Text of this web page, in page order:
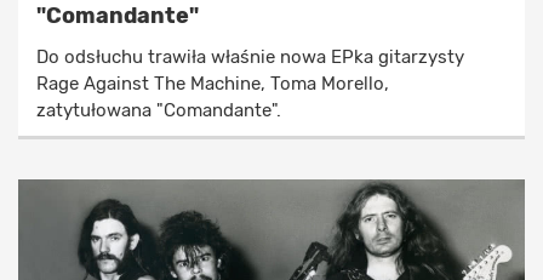
"Comandante"
Do odsłuchu trawiła właśnie nowa EPka gitarzysty
Rage Against The Machine, Toma Morello,
zatytułowana "Comandante".